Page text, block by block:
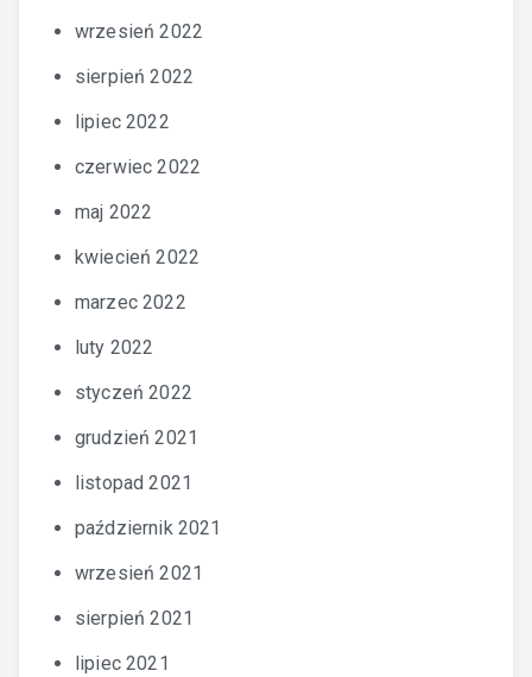
wrzesień 2022
sierpień 2022
lipiec 2022
czerwiec 2022
maj 2022
kwiecień 2022
marzec 2022
luty 2022
styczeń 2022
grudzień 2021
listopad 2021
październik 2021
wrzesień 2021
sierpień 2021
lipiec 2021